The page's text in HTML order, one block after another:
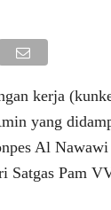
kerja
yang
Al
Satgas Pam